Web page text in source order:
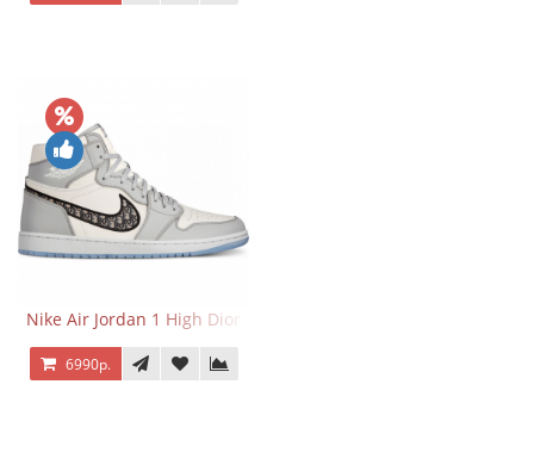
Nike Air Jordan 1 High Dior
6990р.